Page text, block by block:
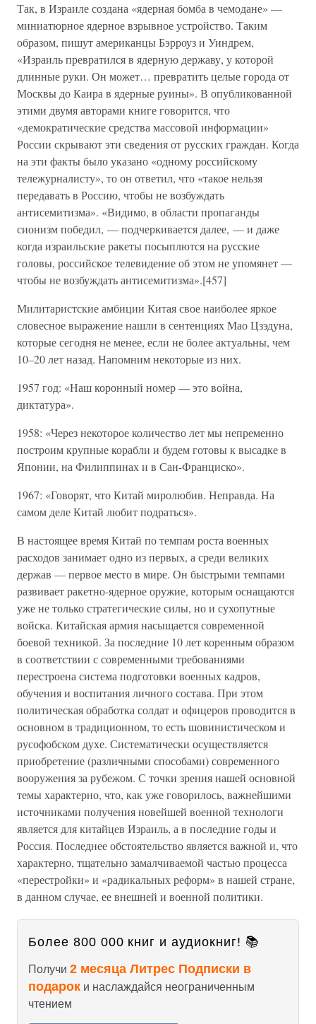
Так, в Израиле создана «ядерная бомба в чемодане» —
миниатюрное ядерное взрывное устройство. Таким
образом, пишут американцы Бэрроуз и Уиндрем,
«Израиль превратился в ядерную державу, у которой
длинные руки. Он может… превратить целые города от
Москвы до Каира в ядерные руины». В опубликованной
этими двумя авторами книге говорится, что
«демократические средства массовой информации»
России скрывают эти сведения от русских граждан. Когда
на эти факты было указано «одному российскому
тележурналисту», то он ответил, что «такое нельзя
передавать в Россию, чтобы не возбуждать
антисемитизма». «Видимо, в области пропаганды
сионизм победил, — подчеркивается далее, — и даже
когда израильские ракеты посыплются на русские
головы, российское телевидение об этом не упомянет —
чтобы не возбуждать антисемитизма».[457]
Милитаристские амбиции Китая свое наиболее яркое
словесное выражение нашли в сентенциях Мао Цзэдуна,
которые сегодня не менее, если не более актуальны, чем
10–20 лет назад. Напомним некоторые из них.
1957 год: «Наш коронный номер — это война,
диктатура».
1958: «Через некоторое количество лет мы непременно
построим крупные корабли и будем готовы к высадке в
Японии, на Филиппинах и в Сан-Франциско».
1967: «Говорят, что Китай миролюбив. Неправда. На
самом деле Китай любит подраться».
В настоящее время Китай по темпам роста военных
расходов занимает одно из первых, а среди великих
держав — первое место в мире. Он быстрыми темпами
развивает ракетно-ядерное оружие, которым оснащаются
уже не только стратегические силы, но и сухопутные
войска. Китайская армия насыщается современной
боевой техникой. За последние 10 лет коренным образом
в соответствии с современными требованиями
перестроена система подготовки военных кадров,
обучения и воспитания личного состава. При этом
политическая обработка солдат и офицеров проводится в
основном в традиционном, то есть шовинистическом и
русофобском духе. Систематически осуществляется
приобретение (различными способами) современного
вооружения за рубежом. С точки зрения нашей основной
темы характерно, что, как уже говорилось, важнейшими
источниками получения новейшей военной технологи
является для китайцев Израиль, а в последние годы и
Россия. Последнее обстоятельство является важной и, что
характерно, тщательно замалчиваемой частью процесса
«перестройки» и «радикальных реформ» в нашей стране,
в данном случае, ее внешней и военной политики.
Более 800 000 книг и аудиокниг! 📚
Получи 2 месяца Литрес Подписки в
подарок и наслаждайся неограниченным
чтением